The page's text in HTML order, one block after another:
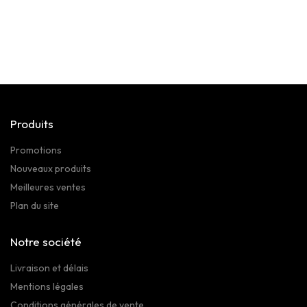
Produits
Promotions
Nouveaux produits
Meilleures ventes
Plan du site
Notre société
Livraison et délais
Mentions légales